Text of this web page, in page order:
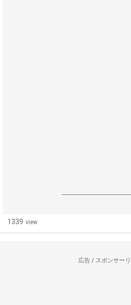
1339 view
広告 / スポンサー